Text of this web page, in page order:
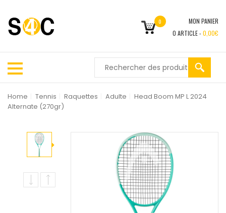
0
MON PANIER
0 ARTICLE -0,00€
Home Tennis Raquettes Adulte
Head Boom MP L 2024
Alternate (270gr)